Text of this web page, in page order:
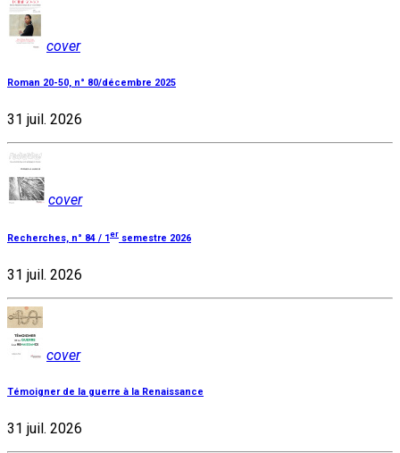
cover
Roman 20-50, n° 80/décembre 2025
31 juil. 2026
cover
Recherches, n° 84 / 1 er semestre 2026
31 juil. 2026
cover
Témoigner de la guerre à la Renaissance
31 juil. 2026